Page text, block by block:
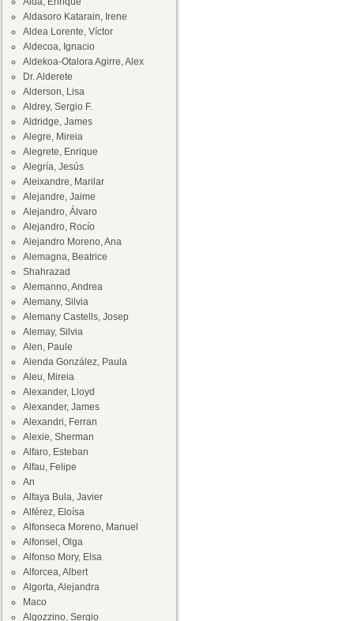
Aldasoro Katarain, Irene
Aldea Lorente, Víctor
Aldecoa, Ignacio
Aldekoa-Otalora Agirre, Alex
Dr. Alderete
Alderson, Lisa
Aldrey, Sergio F.
Aldridge, James
Alegre, Mireia
Alegrete, Enrique
Alegría, Jesús
Aleixandre, Marilar
Alejandre, Jaime
Alejandro, Álvaro
Alejandro, Rocío
Alejandro Moreno, Ana
Alemagna, Beatrice
Shahrazad
Alemanno, Andrea
Alemany, Silvia
Alemany Castells, Josep
Alemay, Silvia
Alen, Paule
Alenda González, Paula
Aleu, Mireia
Alexander, Lloyd
Alexander, James
Alexandri, Ferran
Alexie, Sherman
Alfaro, Esteban
Alfau, Felipe
An
Alfaya Bula, Javier
Alférez, Eloísa
Alfonseca Moreno, Manuel
Alfonsel, Olga
Alfonso Mory, Elsa
Alforcea, Albert
Algorta, Alejandra
Maco
Algozzino, Sergio